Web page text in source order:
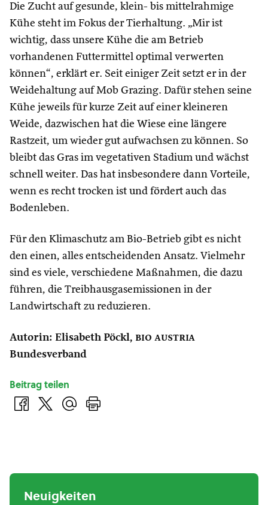
Die Zucht auf gesunde, klein- bis mittelrahmige
Kühe steht im Fokus der Tierhaltung. „Mir ist
wichtig, dass unsere Kühe die am Betrieb
vorhandenen Futtermittel optimal verwerten
können“, erklärt er. Seit einiger Zeit setzt er in der
Weidehaltung auf Mob Grazing. Dafür stehen seine
Kühe jeweils für kurze Zeit auf einer kleineren
Weide, dazwischen hat die Wiese eine längere
Rastzeit, um wieder gut aufwachsen zu können. So
bleibt das Gras im vegetativen Stadium und wächst
schnell weiter. Das hat insbesondere dann Vorteile,
wenn es recht trocken ist und fördert auch das
Bodenleben.
Für den Klimaschutz am Bio-Betrieb gibt es nicht
den einen, alles entscheidenden Ansatz. Vielmehr
sind es viele, verschiedene Maßnahmen, die dazu
führen, die Treibhausgasemissionen in der
Landwirtschaft zu reduzieren.
Autorin: Elisabeth Pöckl, bio austria
Bundesverband
Beitrag teilen
Neuigkeiten